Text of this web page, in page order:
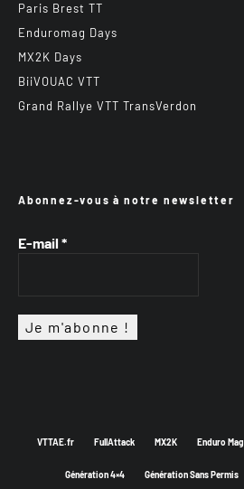
Paris Brest TT
Enduromag Days
MX2K Days
BiiVOUAC VTT
Grand Rallye VTT TransVerdon
Abonnez-vous à notre newsletter
E-mail *
VTTAE.fr FullAttack MX2K Enduro Mag
Génération 4×4 Génération Sans Permis